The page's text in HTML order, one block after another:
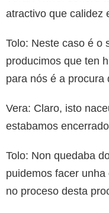
atractivo que calidez
Tolo: Neste caso é o
producimos que ten
para nós é a procura
Vera: Claro, isto
estabamos
Tolo: Non quedaba
puidemos facer
no proceso desta